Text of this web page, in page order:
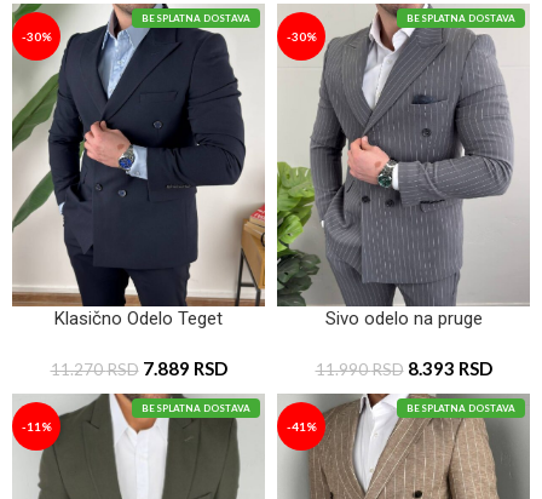
BESPLATNA DOSTAVA
-30%
Klasično Odelo Teget
11.270RSD 7.889 RSD
BESPLATNA DOSTAVA
-30%
Sivo odelo na pruge
11.990RSD 8.393 RSD
BESPLATNA DOSTAVA
-11%
BESPLATNA DOSTAVA
-41%